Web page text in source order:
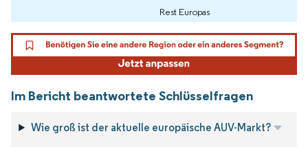
Rest Europas
Im Bericht beantwortete Schlüsselfragen
Wie groß ist der aktuelle europäische AUV-Markt?